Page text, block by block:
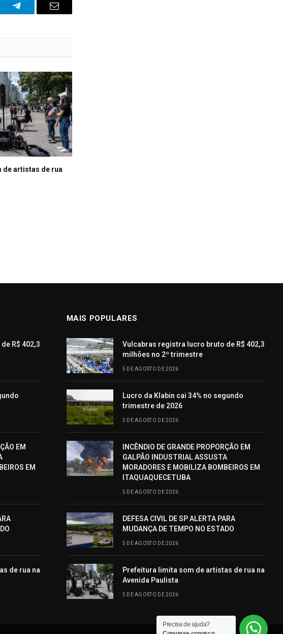
TelegramaE-
de artistas de rua
R$ 402,3
EM
EM
de rua na
MAIS POPULARES
Vulcabras registra lucro bruto de R$ 402,3
milhões no 2º trimestre
5 DE AGOSTO DE 2026
Lucro da Klabin cai 34% no segundo
trimestre de 2026
5 DE AGOSTO DE 2026
INCÊNDIO DE GRANDE PROPORÇÃO EM
GALPÃO INDUSTRIAL ASSUSTA
MORADORES E MOBILIZA BOMBEIROS EM
ITAQUAQUECETUBA
5 DE AGOSTO DE 2026
DEFESA CIVIL DE SP ALERTA PARA
MUDANÇA DE TEMPO NO ESTADO
5 DE AGOSTO DE 2026
Prefeitura limita som de artistas de rua na
Avenida Paulista
5 DE AGOSTO DE 2026
Precisa de ajuda?